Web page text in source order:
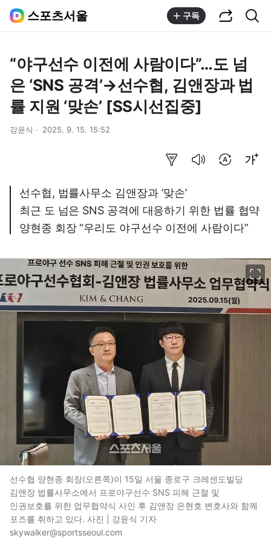
스포츠서울 구독
“야구선수 이전에 사람이다”…도 넘
은 ‘SNS 공격’→선수협, 김앤장과 법
률 지원 ‘맞손’ [SS시선집중]
강윤식 2025. 9. 15. 15:52
선수협, 법률사무소 김앤장과 ‘맞손’
최근 도 넘은 SNS 공격에 대응하기 위한 법률 협약
양현종 회장 “우리도 야구선수 이전에 사람이다”
선수협 양현종 회장(오른쪽)이 15일 서울 종로구 크레센도빌딩
김앤장 법률사무소에서 프로야구선수 SNS 피해 근절 및
인권보호를 위한 업무협약식 사인 후 김앤장 은현호 변호사와 함께
포즈를 취하고 있다. 사진 | 강윤식 기자
skywalker@sportsseoul.com